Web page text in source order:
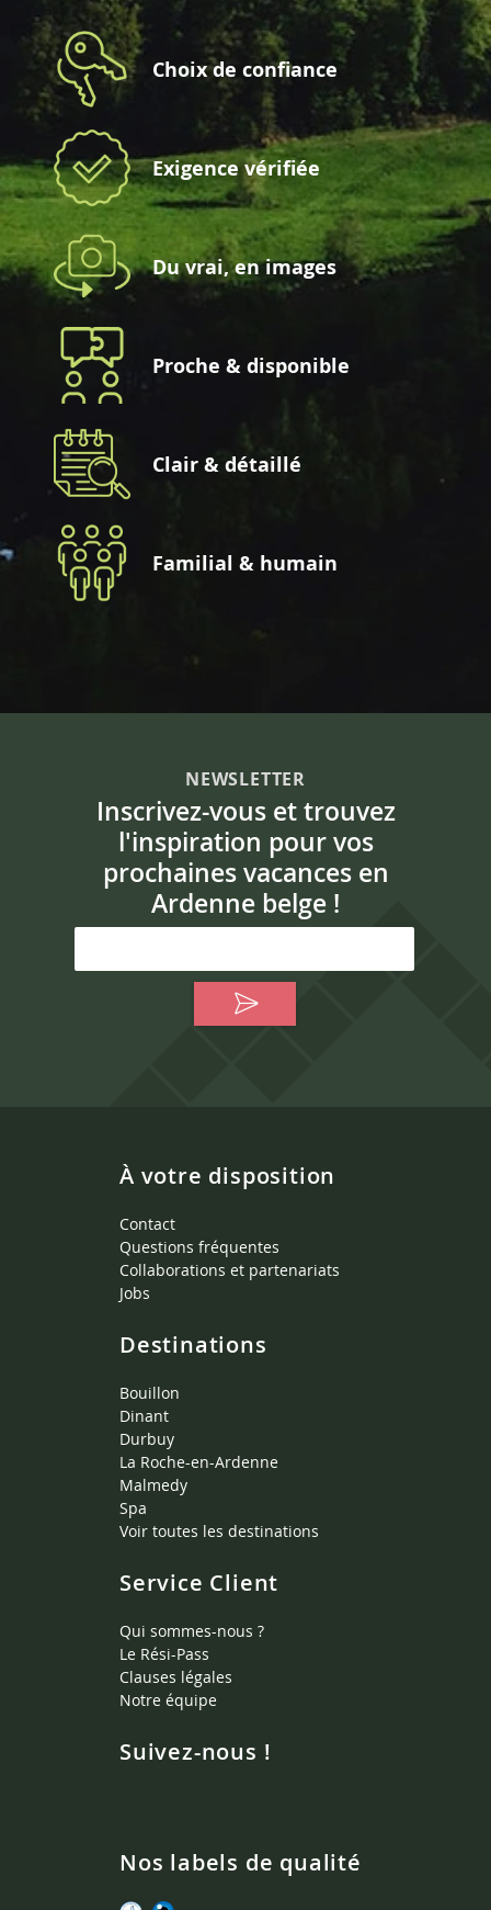
Choix de confiance
Exigence vérifiée
Du vrai, en images
Proche & disponible
Clair & détaillé
Familial & humain
NEWSLETTER
Inscrivez-vous et trouvez
l'inspiration pour vos
prochaines vacances en
Ardenne belge !
À votre disposition
Contact
Questions fréquentes
Collaborations et partenariats
Jobs
Destinations
Bouillon
Dinant
Durbuy
La Roche-en-Ardenne
Malmedy
Spa
Voir toutes les destinations
Service Client
Qui sommes-nous ?
Le Rési-Pass
Clauses légales
Notre équipe
Suivez-nous !
Nos labels de qualité